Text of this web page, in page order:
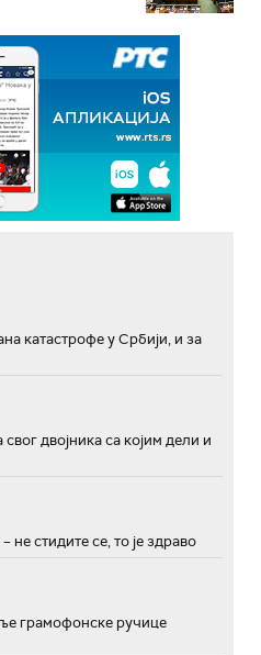
катастрофе у Србији, и за
двојника са којим дели и
не стидите се, то је здраво
грамофонске ручице